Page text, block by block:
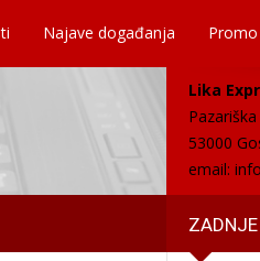
Najave događanja Promo
Lika
53000
email: